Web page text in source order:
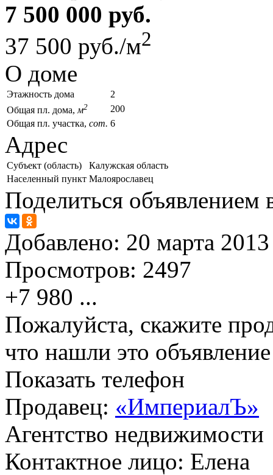
7 500 000 руб.
37 500 руб./м2
О доме
Этажность дома
2
Общая пл. дома, м2
200
Общая пл. участка, сот. 6
Адрес
Субъект (область)
Калужская область
Населенный пункт Малоярославец
Поделиться объявлением
Добавлено: 20 марта 2013
Просмотров: 2497
+7 980 ...
Пожалуйста, скажите
что нашли это
Показать телефон
Продавец: «ИмпериалЪ»
Агентство недвижимости
Контактное лицо: Елена